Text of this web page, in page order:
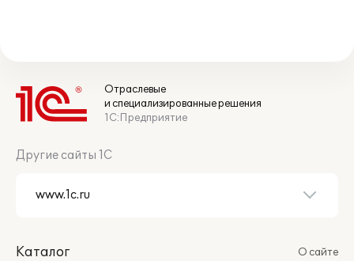
Отраслевые
и специализированные решения
1С:Предприятие
Другие сайты 1С
Каталог
О сайте